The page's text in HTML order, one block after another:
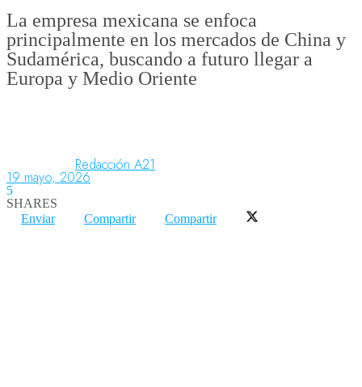
Aeropuertos
Organismos
Aeroespacial
La empresa mexicana se enfoca
principalmente en los mercados de China y
Sudamérica, buscando a futuro llegar a
Europa y Medio Oriente
Redacción A21
19 mayo, 2026
5
SHARES
Enviar
Compartir Compartir